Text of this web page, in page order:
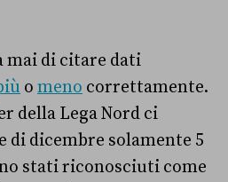
mai di citare dati
o meno correttamente.
della Lega Nord ci
di dicembre solamente 5
stati riconosciuti come